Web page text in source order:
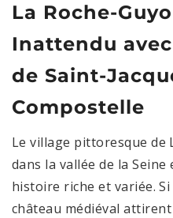
La Roche-
Inattendu
de Saint-
Compostelle
Le village pittoresque de
dans la vallée de la Seine
histoire riche et variée.
château médiéval